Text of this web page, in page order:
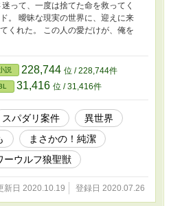
って、一度は捨てた命を救ってく
。 曖昧な現実の世界に、迎えに来
くれた。 この人の愛だけが、俺を
説 228,744 位 / 228,744件
31,416 位 / 31,416件
スパダリ案件
異世界
まさかの！純潔
ーウルフ狼聖獣
新日 2020.10.19 登録日 2020.07.26